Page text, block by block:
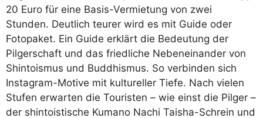
20 Euro für eine Basis-Vermietung von zwei
Stunden. Deutlich teurer wird es mit Guide oder
Fotopaket. Ein Guide erklärt die Bedeutung der
Pilgerschaft und das friedliche Nebeneinander von
Shintoismus und Buddhismus. So verbinden sich
Instagram-Motive mit kultureller Tiefe. Nach vielen
Stufen erwarten die Touristen – wie einst die Pilger –
der shintoistische Kumano Nachi Taisha-Schrein und